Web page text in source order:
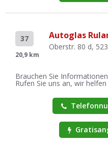
37
20,9 km
Autoglas
Oberstr. 80 d,
Brauchen Sie
Rufen Sie uns an, wir